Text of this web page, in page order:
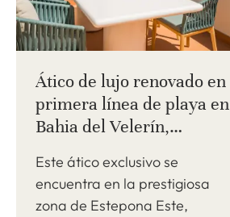
Ático de lujo renovado en
primera línea de playa en
Bahia del Velerín,
Este ático exclusivo se
encuentra en la prestigiosa
zona de Estepona Este,